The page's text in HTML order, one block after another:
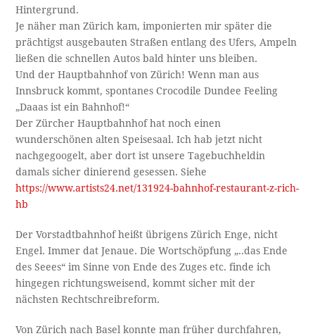
Hintergrund.
Je näher man Zürich kam, imponierten mir später die
prächtigst ausgebauten Straßen entlang des Ufers, Ampeln
ließen die schnellen Autos bald hinter uns bleiben.
Und der Hauptbahnhof von Zürich! Wenn man aus
Innsbruck kommt, spontanes Crocodile Dundee Feeling
„Daaas ist ein Bahnhof!“
Der Zürcher Hauptbahnhof hat noch einen
wunderschönen alten Speisesaal. Ich hab jetzt nicht
nachgegoogelt, aber dort ist unsere Tagebuchheldin
damals sicher dinierend gesessen. Siehe
https://www.artists24.net/131924-bahnhof-restaurant-z-rich-
hb
Der Vorstadtbahnhof heißt übrigens Zürich Enge, nicht
Engel. Immer dat Jenaue. Die Wortschöpfung „..das Ende
des Seees“ im Sinne von Ende des Zuges etc. finde ich
hingegen richtungsweisend, kommt sicher mit der
nächsten Rechtschreibreform.
Von Zürich nach Basel konnte man früher durchfahren,